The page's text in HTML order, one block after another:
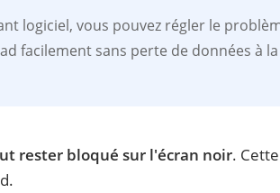
logiciel, vous pouvez régler le
facilement sans perte de données à la
rester bloqué sur l'écran noir.